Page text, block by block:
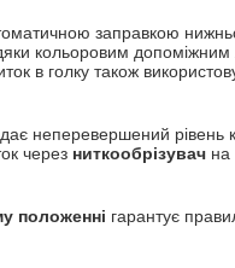
заправкою
кольоровим допоміжним
в голку також
неперевершений
через ниткообрізувач на
положенні гарантує